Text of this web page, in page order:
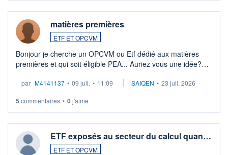
matières premières
ETF ET OPCVM
Bonjour je cherche un OPCVM ou Etf dédié aux matières
premières et qui soit éligible PEA... Auriez vous une idée?
par M4141137 • 09 juil. • 11:09 SAIQEN • 23 juil. 2026
5 commentaires • 0j'aime
ETF exposés au secteur du calcul quan…
ETF ET OPCVM